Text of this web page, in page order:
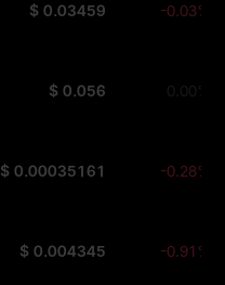
$ 0.03459 -0.03%
$ 0.056 0.00%
$ 0.00035161 -0.28%
$ 0.004345 -0.91%